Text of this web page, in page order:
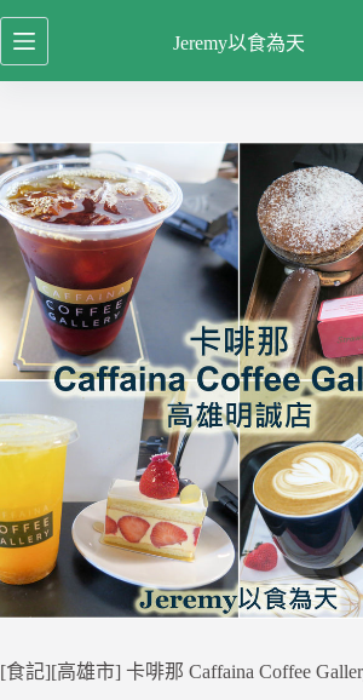
跳
至
容
Jeremy以食為天
[食記][高雄市] 卡啡那 Caffaina Coffee